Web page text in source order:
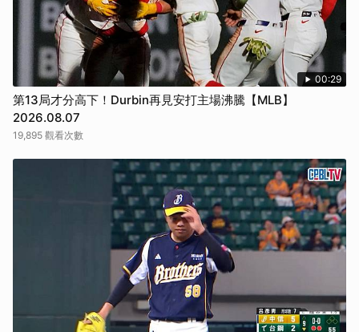
00:29
第13局才分高下！Durbin再見安打主場沸騰【MLB】
2026.08.07
19,895 觀看次數